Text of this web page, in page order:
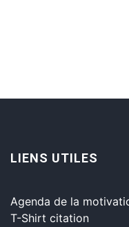
LIENS UTILES
Agenda de la
T-Shirt citation